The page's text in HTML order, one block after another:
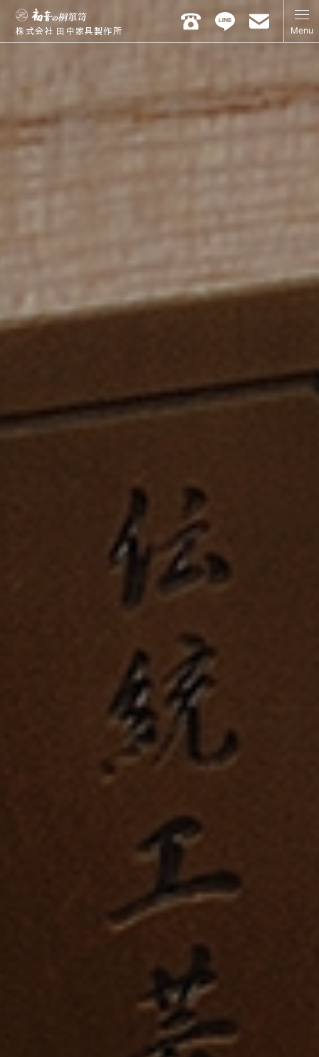
株式会社 田中家具製作所 Menu